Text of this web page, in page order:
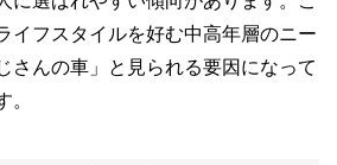
イフスタイルを好む中高年層のニー
さんの車」と見られる要因になって
。